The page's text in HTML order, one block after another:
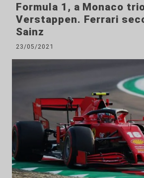
Formula 1, a Monaco
Verstappen. Ferrari
Sainz
23/05/2021